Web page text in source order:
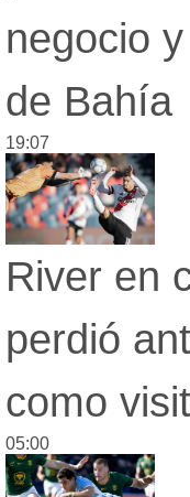
negocio
de Bahía
19:07
River en
perdió
como
05:00